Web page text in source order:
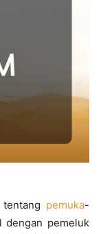
pemuka-
dengan pemeluk